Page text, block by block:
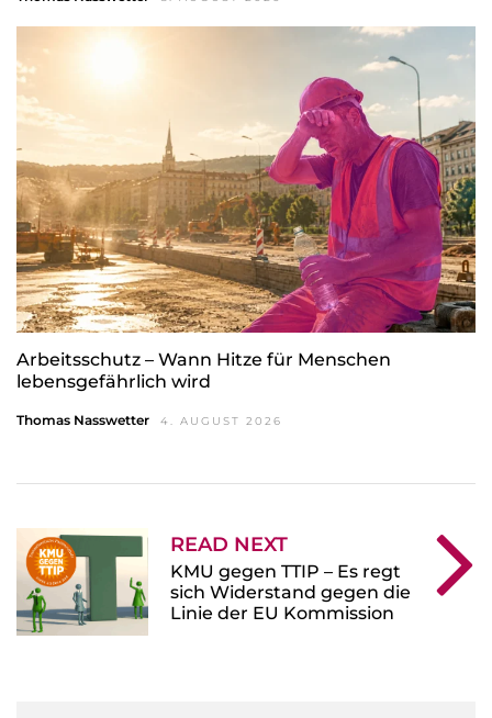
Arbeitsschutz – Wann Hitze für Menschen
lebensgefährlich wird
Thomas Nasswetter 4. AUGUST 2026
READ NEXT
KMU gegen TTIP – Es regt
sich Widerstand gegen die
Linie der EU Kommission